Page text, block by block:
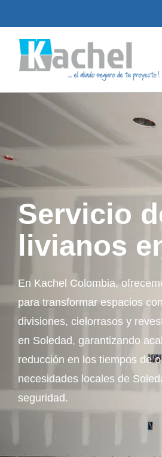
Servicio
livianos
En Kachel Colombia,
para transformar espacios
divisiones, cielorrasos y
en Soledad, garantizando
reducción en los tiempos de
necesidades locales de
seguridad.